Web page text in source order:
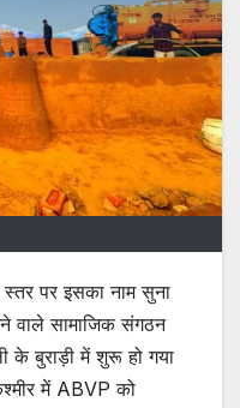
पर इसका नाम सुना
वाले सामाजिक संगठन
के बुराड़ी में शुरू हो गया
में ABVP को